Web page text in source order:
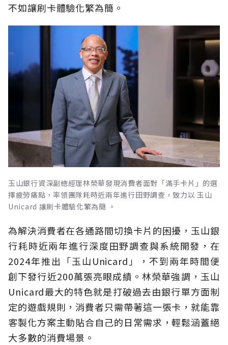
不如讓刷卡體驗化繁為簡。
玉山銀行資深副總經理林榮華發現消費者面對「滿手卡片」的選
擇疲勞痛點，率領團隊耗時近兩年進行田野調查，致力以 玉山
Unicard 讓刷卡體驗化繁為簡 。
為解決消費者在各通路間切換卡片的困擾，玉山銀
行耗時近兩年進行深度田野調查與系統開發，在
2024年推出「玉山Unicard」，不到兩年時間便
創下發行近200萬張亮眼成績。林榮華強調，玉山
Unicard最大的特色就是打破過去由銀行單方面制
定的遊戲規則，消費者只需帶著這一張卡，就能靠
客製化方案主動貼合自己的日常需求，輕鬆涵蓋絕
大多數的消費場景。